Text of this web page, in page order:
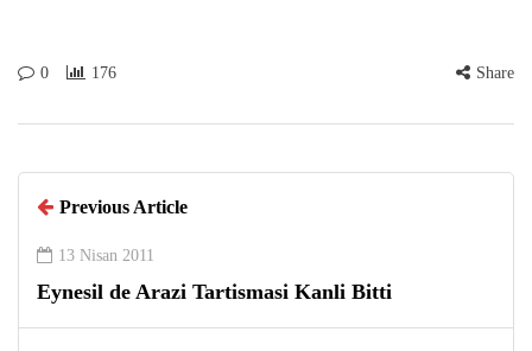
0 176 Share
Previous Article
13 Nisan 2011
Eynesil de Arazi Tartismasi Kanli Bitti